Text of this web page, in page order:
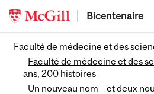
Skip
content
Bicentenaire
Faculté de médecine et des
Faculté de médecine et des
ans, 200 histoires
Un nouveau nom – et deux